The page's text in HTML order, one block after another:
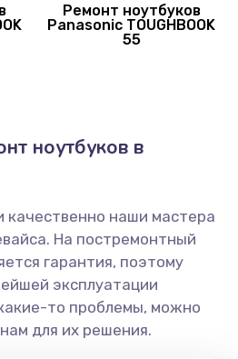
питания
моста
шлейфа
700 руб.
Ремонт ноутбуков
Panasonic TOUGHBOOK
55
ноутбуков в
качественно наши мастера
На постремонтный
гарантия, поэтому
эксплуатации
то проблемы, можно
для их решения.